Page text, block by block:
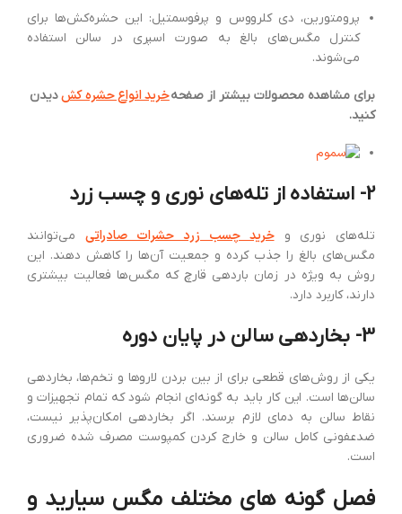
پرومتورین، دی کلرووس و پرفوسمتیل: این حشره‌کش‌ها برای
کنترل مگس‌های بالغ به صورت اسپری در سالن استفاده
می‌شوند.
برای مشاهده محصولات بیشتر از صفحهخرید انواع حشره کشدیدن
کنید.
2- استفاده از تله‌های نوری و چسب زرد
تله‌های نوری وخرید چسب زرد حشرات صادراتی می‌توانند
مگس‌های بالغ را جذب کرده و جمعیت آن‌ها را کاهش دهند. این
روش به ویژه در زمان باردهی قارچ که مگس‌ها فعالیت بیشتری
دارند، کاربرد دارد.
3- بخاردهی سالن در پایان دوره
یکی از روش‌های قطعی برای از بین بردن لاروها و تخم‌ها، بخاردهی
سالن‌ها است. این کار باید به گونه‌ای انجام شود که تمام تجهیزات و
نقاط سالن به دمای لازم برسند. اگر بخاردهی امکان‌پذیر نیست،
ضدعفونی کامل سالن و خارج کردن کمپوست مصرف شده ضروری
است.
فصل گونه های مختلف مگس سیارید و